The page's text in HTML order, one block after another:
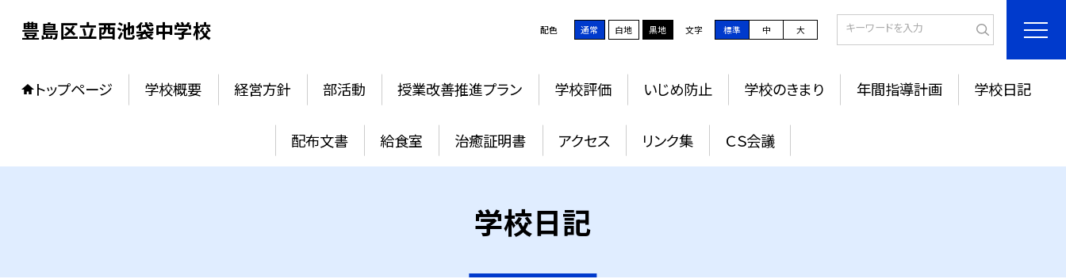
豊島区立西池袋中学校 配色 通常 白地 黒地 文字 標準 中 大
トップページ 学校概要 経営方針 部活動 授業改善推進プラン 学校評価 いじめ防止 学校のきまり 年間指導計画 学校日記
配布文書 給食室 治癒証明書 アクセス リンク集 ＣＳ会議
学校日記